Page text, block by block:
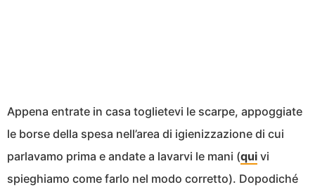
Appena entrate in casa toglietevi le scarpe, appoggiate
le borse della spesa nell’area di igienizzazione di cui
parlavamo prima e andate a lavarvi le mani (qui vi
spieghiamo come farlo nel modo corretto). Dopodiché